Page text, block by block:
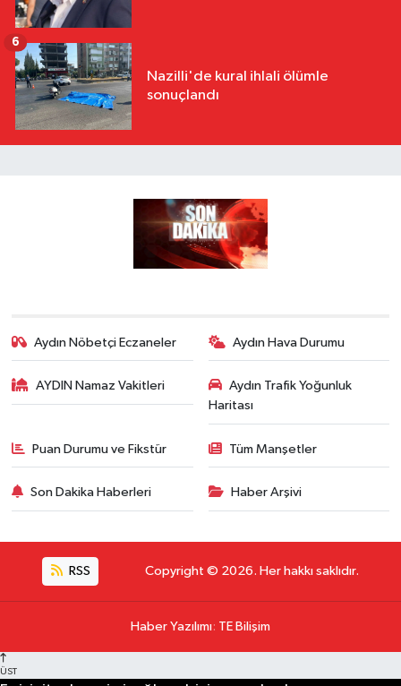
Nazilli'de kural ihlali ölümle
sonuçlandı
6
Aydın Nöbetçi Eczaneler Aydın Hava Durumu
AYDIN Namaz Vakitleri
Aydın Trafik Yoğunluk
Haritası
Puan Durumu ve Fikstür Tüm Manşetler
Son Dakika Haberleri Haber Arşivi
RSS Copyright © 2026. Her hakkı saklıdır.
Haber Yazılımı: TE Bilişim
ÜST